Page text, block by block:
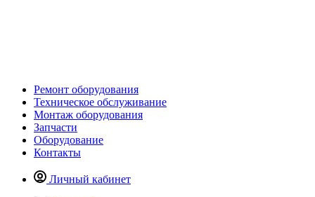
Ремонт оборудования
Техническое обслуживание
Монтаж оборудования
Запчасти
Оборудование
Контакты
Личный кабинет